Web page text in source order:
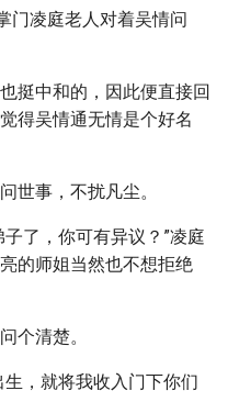
门凌庭老人对着吴情问
挺中和的，因此便直接回
得吴情通无情是个好名
世事，不扰凡尘。
了，你可有异议？”凌庭
的师姐当然也不想拒绝
个清楚。
，就将我收入门下你们